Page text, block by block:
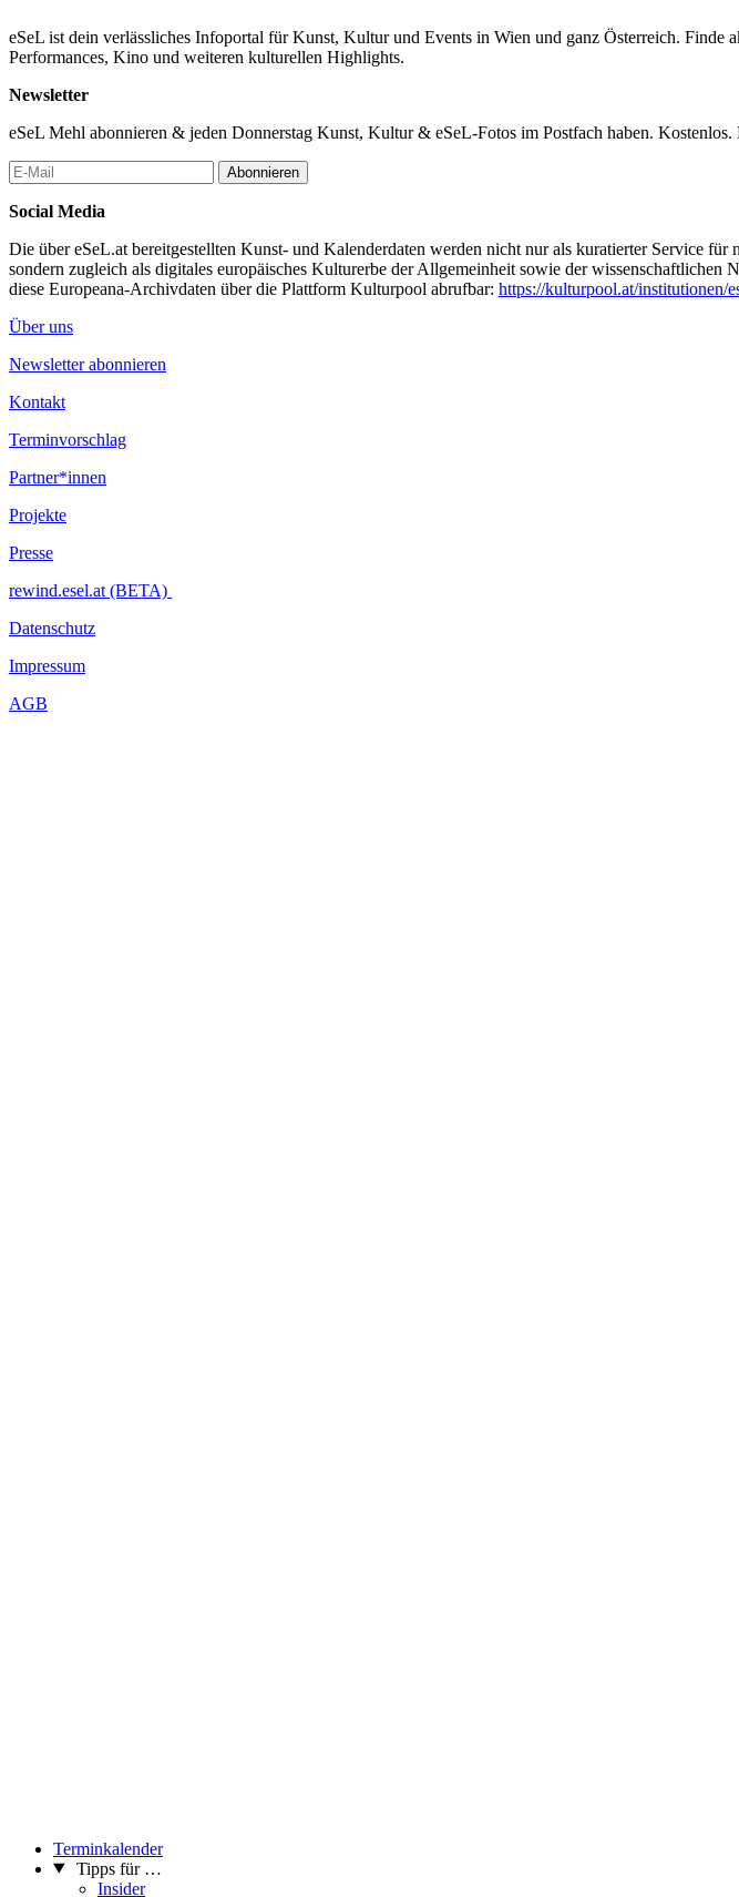
eSeL ist dein verlässliches Infoportal für Kunst, Kultur und Events in Wien und ganz Österreich. Finde
Performances, Kino und weiteren kulturellen Highlights.
Newsletter
eSeL Mehl abonnieren & jeden Donnerstag Kunst, Kultur & eSeL-Fotos im Postfach haben.
Abonnieren
Social Media
Die über eSeL.at bereitgestellten Kunst- und Kalenderdaten werden nicht nur als kuratierter Service für
sondern zugleich als digitales europäisches Kulturerbe der Allgemeinheit sowie der wissenschaftlichen
diese Europeana-Archivdaten über die Plattform Kulturpool abrufbar: https://kulturpool.at/institutionen/
Über uns
Newsletter abonnieren
Kontakt
Terminvorschlag
Partner*innen
Projekte
Presse
rewind.esel.at (BETA)
Datenschutz
Impressum
AGB
Terminkalender
Tipps für …
Insider